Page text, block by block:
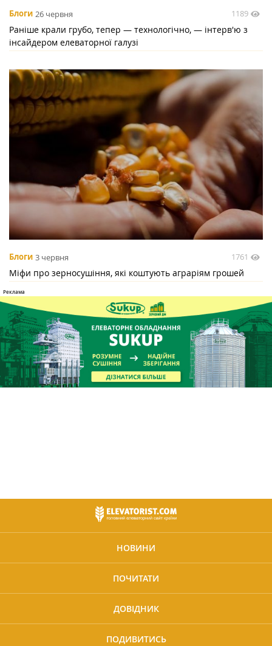
Блоги 26 червня 1189
Раніше крали грубо, тепер — технологічно, — інтерв'ю з
інсайдером елеваторної галузі
Блоги 3 червня 1761
Міфи про зерносушіння, які коштують аграріям грошей
НОВИНИ
ПОЧИТАТИ
ДОВІДНИК
ПОДИВИТИСЬ